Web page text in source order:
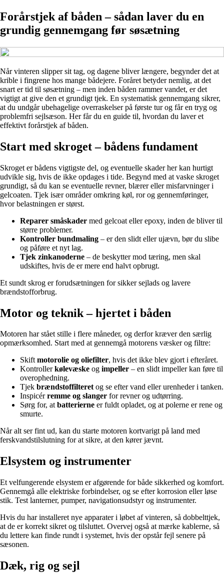
Forårstjek af båden – sådan laver du en
grundig gennemgang før søsætning
Når vinteren slipper sit tag, og dagene bliver længere, begynder det at
krible i fingrene hos mange bådejere. Foråret betyder nemlig, at det
snart er tid til søsætning – men inden båden rammer vandet, er det
vigtigt at give den et grundigt tjek. En systematisk gennemgang sikrer,
at du undgår ubehagelige overraskelser på første tur og får en tryg og
problemfri sejlsæson. Her får du en guide til, hvordan du laver et
effektivt forårstjek af båden.
Start med skroget – bådens fundament
Skroget er bådens vigtigste del, og eventuelle skader her kan hurtigt
udvikle sig, hvis de ikke opdages i tide. Begynd med at vaske skroget
grundigt, så du kan se eventuelle revner, blærer eller misfarvninger i
gelcoaten. Tjek især områder omkring køl, ror og gennemføringer,
hvor belastningen er størst.
Reparer småskader med gelcoat eller epoxy, inden de bliver til
større problemer.
Kontroller bundmaling – er den slidt eller ujævn, bør du slibe
og påføre et nyt lag.
Tjek zinkanoderne – de beskytter mod tæring, men skal
udskiftes, hvis de er mere end halvt opbrugt.
Et sundt skrog er forudsætningen for sikker sejlads og lavere
brændstofforbrug.
Motor og teknik – hjertet i båden
Motoren har stået stille i flere måneder, og derfor kræver den særlig
opmærksomhed. Start med at gennemgå motorens væsker og filtre:
Skiftmotorolie og oliefilter, hvis det ikke blev gjort i efteråret.
Kontrollerkølevæske og impeller – en slidt impeller kan føre til
overophedning.
Tjek brændstoffilteretog se efter vand eller urenheder i tanken.
Inspicérremme og slanger for revner og udtørring.
Sørg for, atbatterierne er fuldt opladet, og at polerne er rene og
smurte.
Når alt ser fint ud, kan du starte motoren kortvarigt på land med
ferskvandstilslutning for at sikre, at den kører jævnt.
Elsystem og instrumenter
Et velfungerende elsystem er afgørende for både sikkerhed og komfort.
Gennemgå alle elektriske forbindelser, og se efter korrosion eller løse
stik. Test lanterner, pumper, navigationsudstyr og instrumenter.
Hvis du har installeret nye apparater i løbet af vinteren, så dobbelttjek,
at de er korrekt sikret og tilsluttet. Overvej også at mærke kablerne, så
du lettere kan finde rundt i systemet, hvis der opstår fejl senere på
sæsonen.
Dæk, rig og sejl